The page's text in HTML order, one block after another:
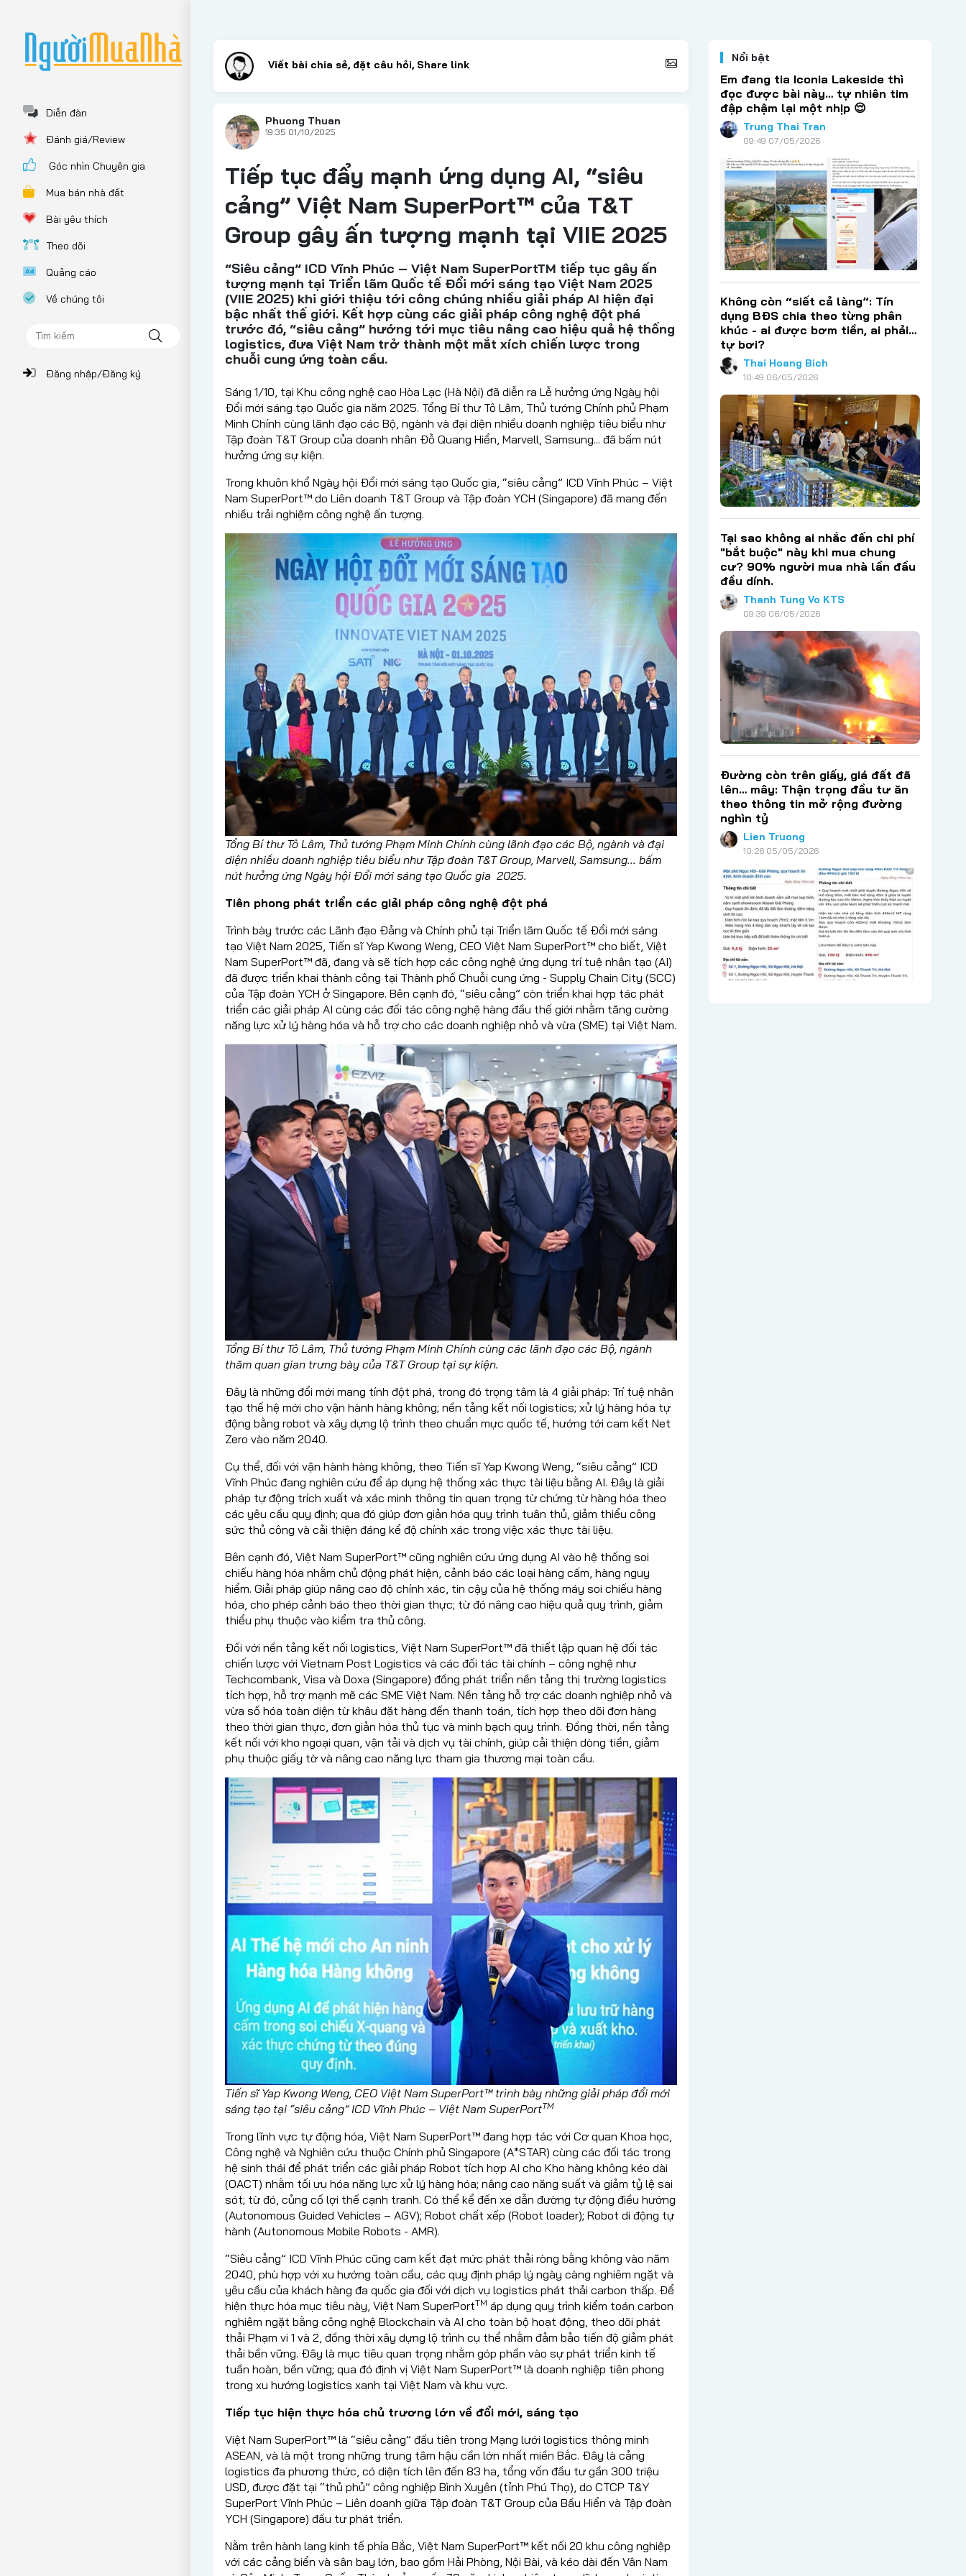
Diễn đàn
Đánh giá/Review
Góc nhìn Chuyên gia
Mua bán nhà đất
Bài yêu thích
Theo dõi
Quảng cáo
Về chúng tôi
Đăng nhập/Đăng ký
Phuong Thuan
19:35 01/10/2025
Tiếp tục đẩy mạnh ứng dụng AI, “siêu
cảng” Việt Nam SuperPort™ của T&T
Group gây ấn tượng mạnh tại VIIE 2025
“Siêu cảng” ICD Vĩnh Phúc – Việt Nam SuperPortTM tiếp tục gây ấn
tượng mạnh tại Triển lãm Quốc tế Đổi mới sáng tạo Việt Nam 2025
(VIIE 2025) khi giới thiệu tới công chúng nhiều giải pháp AI hiện đại
bậc nhất thế giới. Kết hợp cùng các giải pháp công nghệ đột phá
trước đó, “siêu cảng” hướng tới mục tiêu nâng cao hiệu quả hệ thống
logistics, đưa Việt Nam trở thành một mắt xích chiến lược trong
chuỗi cung ứng toàn cầu.
Sáng 1/10, tại Khu công nghệ cao Hòa Lạc (Hà Nội) đã diễn ra Lễ hưởng ứng Ngày hội
Đổi mới sáng tạo Quốc gia năm 2025. Tổng Bí thư Tô Lâm, Thủ tướng Chính phủ Phạm
Minh Chính cùng lãnh đạo các Bộ, ngành và đại diện nhiều doanh nghiệp tiêu biểu như
Tập đoàn T&T Group của doanh nhân Đỗ Quang Hiển, Marvell, Samsung... đã bấm nút
hưởng ứng sự kiện.
Trong khuôn khổ Ngày hội Đổi mới sáng tạo Quốc gia, “siêu cảng” ICD Vĩnh Phúc – Việt
Nam SuperPort™ do Liên doanh T&T Group và Tập đoàn YCH (Singapore) đã mang đến
nhiều trải nghiệm công nghệ ấn tượng.
Tổng Bí thư Tô Lâm, Thủ tướng Phạm Minh Chính cùng lãnh đạo các Bộ, ngành và đại
diện nhiều doanh nghiệp tiêu biểu như Tập đoàn T&T Group, Marvell, Samsung... bấm
nút hưởng ứng Ngày hội Đổi mới sáng tạo Quốc gia 2025.
Tiên phong phát triển các giải pháp công nghệ đột phá
Trình bày trước các Lãnh đạo Đảng và Chính phủ tại Triển lãm Quốc tế Đổi mới sáng
tạo Việt Nam 2025, Tiến sĩ Yap Kwong Weng, CEO Việt Nam SuperPort™ cho biết, Việt
Nam SuperPort™ đã, đang và sẽ tích hợp các công nghệ ứng dụng trí tuệ nhân tạo (AI)
đã được triển khai thành công tại Thành phố Chuỗi cung ứng - Supply Chain City (SCC)
của Tập đoàn YCH ở Singapore. Bên cạnh đó, “siêu cảng” còn triển khai hợp tác phát
triển các giải pháp AI cùng các đối tác công nghệ hàng đầu thế giới nhằm tăng cường
năng lực xử lý hàng hóa và hỗ trợ cho các doanh nghiệp nhỏ và vừa (SME) tại Việt Nam.
Tổng Bí thư Tô Lâm, Thủ tướng Phạm Minh Chính cùng các lãnh đạo các Bộ, ngành
thăm quan gian trưng bày của T&T Group tại sự kiện.
Đây là những đổi mới mang tính đột phá, trong đó trọng tâm là 4 giải pháp: Trí tuệ nhân
tạo thế hệ mới cho vận hành hàng không; nền tảng kết nối logistics; xử lý hàng hóa tự
động bằng robot và xây dựng lộ trình theo chuẩn mực quốc tế, hướng tới cam kết Net
Zero vào năm 2040.
Cụ thể, đối với vận hành hàng không, theo Tiến sĩ Yap Kwong Weng, “siêu cảng” ICD
Vĩnh Phúc đang nghiên cứu để áp dụng hệ thống xác thực tài liệu bằng AI. Đây là giải
pháp tự động trích xuất và xác minh thông tin quan trọng từ chứng từ hàng hóa theo
các yêu cầu quy định; qua đó giúp đơn giản hóa quy trình tuân thủ, giảm thiểu công
sức thủ công và cải thiện đáng kể độ chính xác trong việc xác thực tài liệu.
Bên cạnh đó, Việt Nam SuperPort™ cũng nghiên cứu ứng dụng AI vào hệ thống soi
chiếu hàng hóa nhằm chủ động phát hiện, cảnh báo các loại hàng cấm, hàng nguy
hiểm. Giải pháp giúp nâng cao độ chính xác, tin cậy của hệ thống máy soi chiếu hàng
hóa, cho phép cảnh báo theo thời gian thực; từ đó nâng cao hiệu quả quy trình, giảm
thiểu phụ thuộc vào kiểm tra thủ công.
Đối với nền tảng kết nối logistics, Việt Nam SuperPort™ đã thiết lập quan hệ đối tác
chiến lược với Vietnam Post Logistics và các đối tác tài chính – công nghệ như
Techcombank, Visa và Doxa (Singapore) đồng phát triển nền tảng thị trường logistics
tích hợp, hỗ trợ mạnh mẽ các SME Việt Nam. Nền tảng hỗ trợ các doanh nghiệp nhỏ và
vừa số hóa toàn diện từ khâu đặt hàng đến thanh toán, tích hợp theo dõi đơn hàng
theo thời gian thực, đơn giản hóa thủ tục và minh bạch quy trình. Đồng thời, nền tảng
kết nối với kho ngoại quan, vận tải và dịch vụ tài chính, giúp cải thiện dòng tiền, giảm
phụ thuộc giấy tờ và nâng cao năng lực tham gia thương mại toàn cầu.
Tiến sĩ Yap Kwong Weng, CEO Việt Nam SuperPort™ trình bày những giải pháp đổi mới
sáng tạo tại “siêu cảng” ICD Vĩnh Phúc – Việt Nam SuperPortTM
Trong lĩnh vực tự động hóa, Việt Nam SuperPort™ đang hợp tác với Cơ quan Khoa học,
Công nghệ và Nghiên cứu thuộc Chính phủ Singapore (A*STAR) cùng các đối tác trong
hệ sinh thái để phát triển các giải pháp Robot tích hợp AI cho Kho hàng không kéo dài
(OACT) nhằm tối ưu hóa năng lực xử lý hàng hóa; nâng cao năng suất và giảm tỷ lệ sai
sót; từ đó, củng cố lợi thế cạnh tranh. Có thể kể đến xe dẫn đường tự động điều hướng
(Autonomous Guided Vehicles – AGV); Robot chất xếp (Robot loader); Robot di động tự
hành (Autonomous Mobile Robots - AMR).
“Siêu cảng” ICD Vĩnh Phúc cũng cam kết đạt mức phát thải ròng bằng không vào năm
2040, phù hợp với xu hướng toàn cầu, các quy định pháp lý ngày càng nghiêm ngặt và
yêu cầu của khách hàng đa quốc gia đối với dịch vụ logistics phát thải carbon thấp. Để
hiện thực hóa mục tiêu này, Việt Nam SuperPortTM áp dụng quy trình kiểm toán carbon
nghiêm ngặt bằng công nghệ Blockchain và AI cho toàn bộ hoạt động, theo dõi phát
thải Phạm vi 1 và 2, đồng thời xây dựng lộ trình cụ thể nhằm đảm bảo tiến độ giảm phát
thải bền vững. Đây là mục tiêu quan trọng nhằm góp phần vào sự phát triển kinh tế
tuần hoàn, bền vững; qua đó định vị Việt Nam SuperPort™ là doanh nghiệp tiên phong
trong xu hướng logistics xanh tại Việt Nam và khu vực.
Tiếp tục hiện thực hóa chủ trương lớn về đổi mới, sáng tạo
Việt Nam SuperPort™ là “siêu cảng” đầu tiên trong Mạng lưới logistics thông minh
ASEAN, và là một trong những trung tâm hậu cần lớn nhất miền Bắc. Đây là cảng
logistics đa phương thức, có diện tích lên đến 83 ha, tổng vốn đầu tư gần 300 triệu
USD, được đặt tại “thủ phủ” công nghiệp Bình Xuyên (tỉnh Phú Thọ), do CTCP T&Y
SuperPort Vĩnh Phúc – Liên doanh giữa Tập đoàn T&T Group của Bầu Hiển và Tập đoàn
YCH (Singapore) đầu tư phát triển.
Nằm trên hành lang kinh tế phía Bắc, Việt Nam SuperPort™ kết nối 20 khu công nghiệp
với các cảng biển và sân bay lớn, bao gồm Hải Phòng, Nội Bài, và kéo dài đến Vân Nam
Nổi bật
Em đang tia Iconia Lakeside thì
đọc được bài này… tự nhiên tim
đập chậm lại một nhịp 😌
Trung Thai Tran
09:49 07/05/2026
Không còn “siết cả làng”: Tín
dụng BĐS chia theo từng phân
khúc - ai được bơm tiền, ai phải…
tự bơi?
Thai Hoang Bich
10:49 06/05/2026
Tại sao không ai nhắc đến chi phí
"bắt buộc" này khi mua chung
cư? 90% người mua nhà lần đầu
đều dính.
Thanh Tung Vo KTS
09:39 06/05/2026
Đường còn trên giấy, giá đất đã
lên… mây: Thận trọng đầu tư ăn
theo thông tin mở rộng đường
nghìn tỷ
Lien Truong
10:26 05/05/2026